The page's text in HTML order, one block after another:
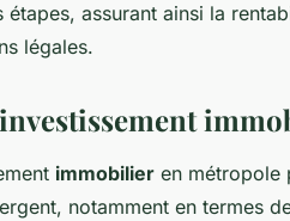
assurant ainsi la
légales.
immobilier en métropole
notamment en termes